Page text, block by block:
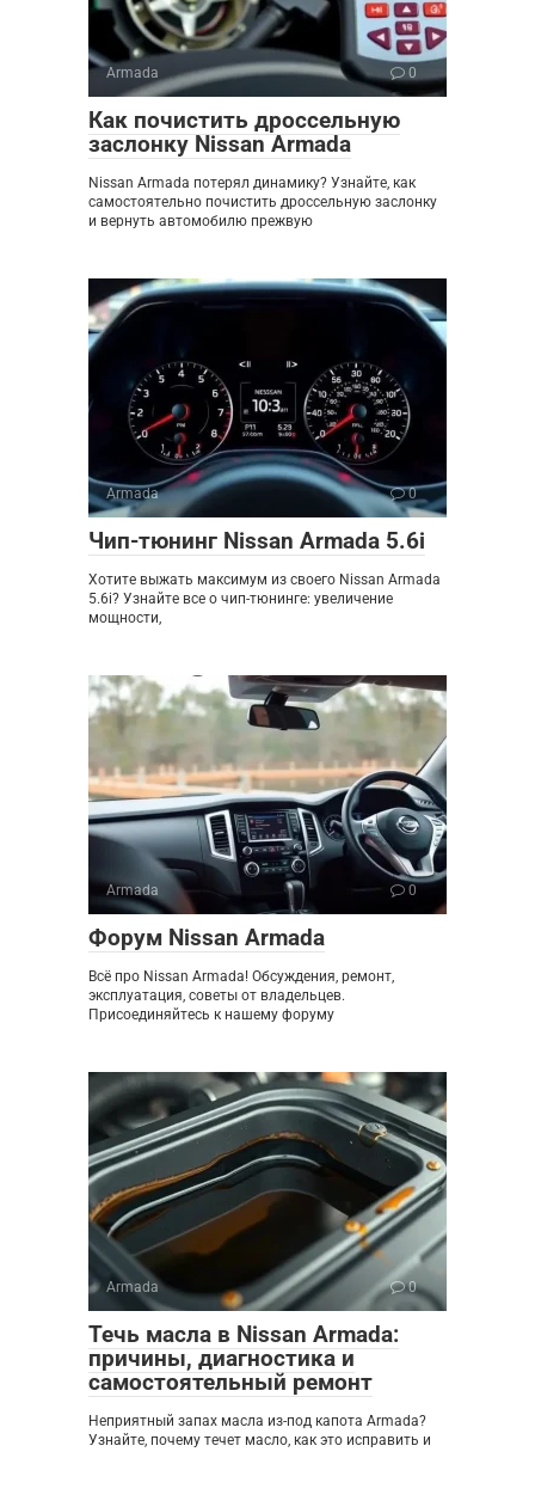
Armada 0
Как почистить дроссельную
заслонку Nissan Armada
Nissan Armada потерял динамику? Узнайте, как
самостоятельно почистить дроссельную заслонку
и вернуть автомобилю прежвую
Armada 0
Чип-тюнинг Nissan Armada 5.6i
Хотите выжать максимум из своего Nissan Armada
5.6i? Узнайте все о чип-тюнинге: увеличение
мощности,
Armada 0
Форум Nissan Armada
Всё про Nissan Armada! Обсуждения, ремонт,
эксплуатация, советы от владельцев.
Присоединяйтесь к нашему форуму
Armada 0
Течь масла в Nissan Armada:
причины, диагностика и
самостоятельный ремонт
Неприятный запах масла из-под капота Armada?
Узнайте, почему течет масло, как это исправить и